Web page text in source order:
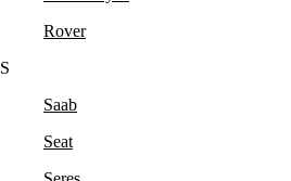
Rover
S
Saab
Seat